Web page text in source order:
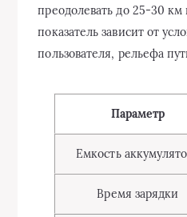
преодолевать до 25-30 км
показатель зависит от
пользователя, рельефа
Параметр
Емкость
Время зарядки